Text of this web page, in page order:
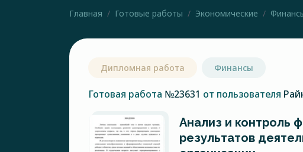
Главная Готовые работы Экономические
Дипломная работа Финансы
Готовая работа №23631 от пользователя
Анализ и контроль
результатов